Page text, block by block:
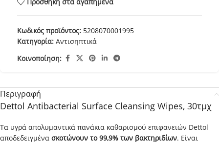
Κωδικός προϊόντος: 5208070001995
Κατηγορία: Αντισηπτικά
Κοινοποίηση:
Περιγραφή
Dettol Antibacterial Surface Cleansing Wipes, 30τμχ
Τα υγρά απολυμαντικά πανάκια καθαρισμού επιφανειών Dettol
αποδεδειγμένα σκοτώνουν το 99,9% των βακτηριδίων. Είναι